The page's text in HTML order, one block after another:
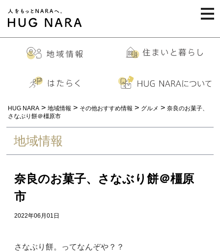
HUG NARA > 地域情報 > その他おすすめ情報 > グルメ > 奈良のお菓子、
さなぶり餅＠橿原市
地域情報
奈良のお菓子、さなぶり餅＠橿原
市
2022年06月01日
さなぶり餅。ってなんぞや？？